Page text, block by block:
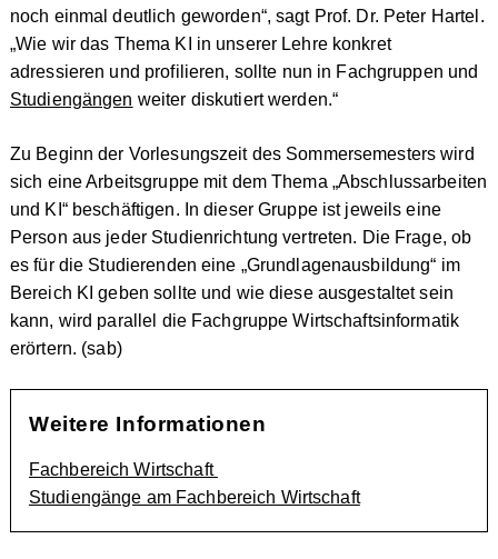
noch einmal deutlich geworden“, sagt Prof. Dr. Peter Hartel.
„Wie wir das Thema KI in unserer Lehre konkret
adressieren und profilieren, sollte nun in Fachgruppen und
Studiengängen weiter diskutiert werden.“
Zu Beginn der Vorlesungszeit des Sommersemesters wird
sich eine Arbeitsgruppe mit dem Thema „Abschlussarbeiten
und KI“ beschäftigen. In dieser Gruppe ist jeweils eine
Person aus jeder Studienrichtung vertreten. Die Frage, ob
es für die Studierenden eine „Grundlagenausbildung“ im
Bereich KI geben sollte und wie diese ausgestaltet sein
kann, wird parallel die Fachgruppe Wirtschaftsinformatik
erörtern. (sab)
Weitere Informationen
Fachbereich Wirtschaft
Studiengänge am Fachbereich Wirtschaft